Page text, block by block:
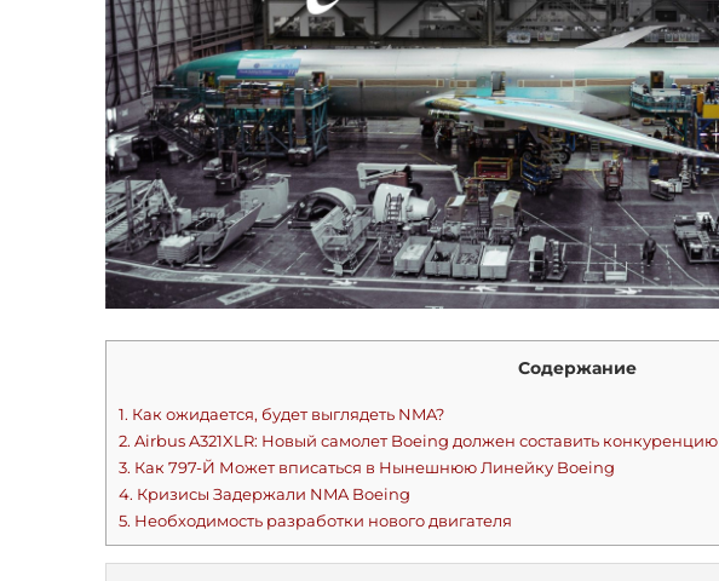
Содержание
1. Как ожидается, будет выглядеть NMA?
2. Airbus A321XLR: Новый самолет Boeing должен составить конкуренцию
3. Как 797-Й Может вписаться в Нынешнюю Линейку Boeing
4. Кризисы Задержали NMA Boeing
5. Необходимость разработки нового двигателя